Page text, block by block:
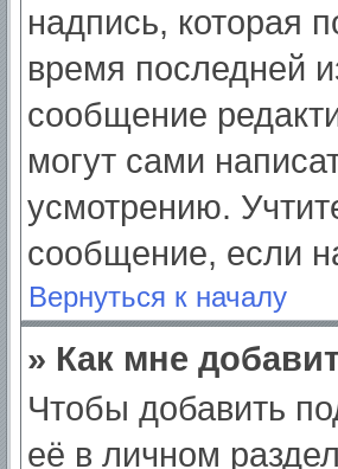
надпись, которая
время последней
сообщение
могут сами
усмотрению.
сообщение, если
Вернуться к началу
» Как мне
Чтобы добавить
её в личном